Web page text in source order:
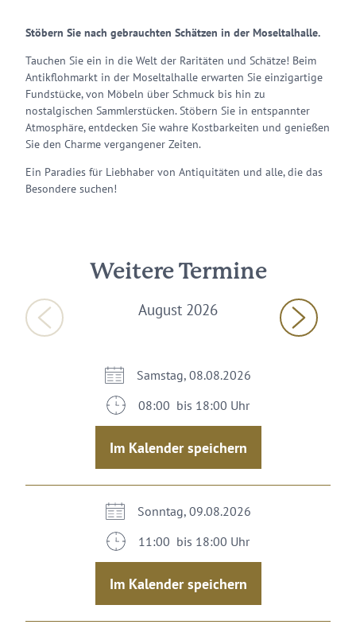
Stöbern Sie nach gebrauchten Schätzen in der Moseltalhalle.
Tauchen Sie ein in die Welt der Raritäten und Schätze! Beim
Antikflohmarkt in der Moseltalhalle erwarten Sie einzigartige
Fundstücke, von Möbeln über Schmuck bis hin zu
nostalgischen Sammlerstücken. Stöbern Sie in entspannter
Atmosphäre, entdecken Sie wahre Kostbarkeiten und genießen
Sie den Charme vergangener Zeiten.
Ein Paradies für Liebhaber von Antiquitäten und alle, die das
Besondere suchen!
Weitere Termine
August 2026
Samstag, 08.08.2026
08:00 bis 18:00 Uhr
Im Kalender speichern
Sonntag, 09.08.2026
11:00 bis 18:00 Uhr
Im Kalender speichern